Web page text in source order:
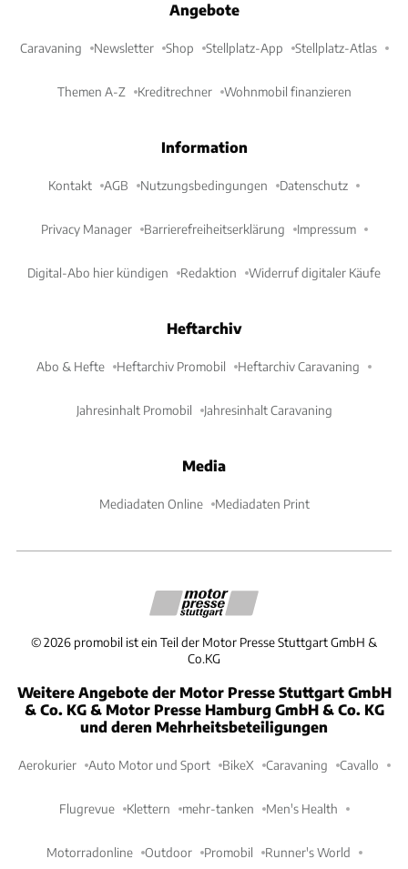
Angebote
Caravaning Newsletter Shop Stellplatz-App Stellplatz-Atlas
Themen A-Z Kreditrechner Wohnmobil finanzieren
Information
Kontakt AGB Nutzungsbedingungen Datenschutz
Privacy Manager Barrierefreiheitserklärung Impressum
Digital-Abo hier kündigen Redaktion Widerruf digitaler Käufe
Heftarchiv
Abo & Hefte Heftarchiv Promobil Heftarchiv Caravaning
Jahresinhalt Promobil Jahresinhalt Caravaning
Media
Mediadaten Online Mediadaten Print
©2026 promobil ist ein Teil der Motor Presse Stuttgart GmbH &
Co.KG
Weitere Angebote der Motor Presse Stuttgart GmbH
& Co. KG & Motor Presse Hamburg GmbH & Co. KG
und deren Mehrheitsbeteiligungen
Aerokurier Auto Motor und Sport BikeX Caravaning Cavallo
Flugrevue Klettern mehr-tanken Men's Health
Motorradonline Outdoor Promobil Runner's World